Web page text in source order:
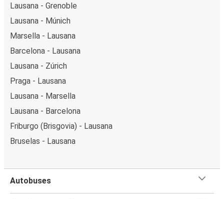
Lausana - Grenoble
Lausana - Múnich
Marsella - Lausana
Barcelona - Lausana
Lausana - Zúrich
Praga - Lausana
Lausana - Marsella
Lausana - Barcelona
Friburgo (Brisgovia) - Lausana
Bruselas - Lausana
Autobuses